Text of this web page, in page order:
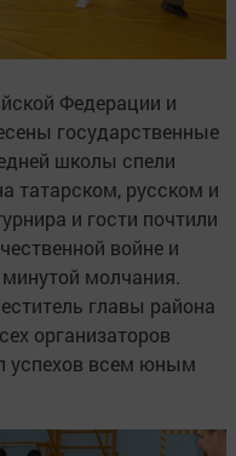
Федерации и
государственные
школы спели
татарском, русском и
и гости почтили
войне и
молчания.
главы района
организаторов
успехов всем юным